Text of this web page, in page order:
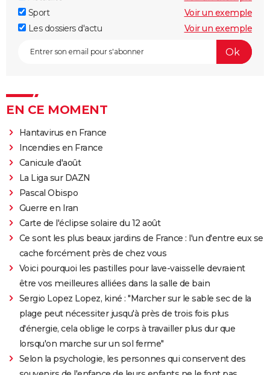
Sport
Voir un exemple
Les dossiers d'actu
Voir un exemple
EN CE MOMENT
Hantavirus en France
Incendies en France
Canicule d'août
La Liga sur DAZN
Pascal Obispo
Guerre en Iran
Carte de l'éclipse solaire du 12 août
Ce sont les plus beaux jardins de France : l'un d'entre eux se
cache forcément près de chez vous
Voici pourquoi les pastilles pour lave-vaisselle devraient
être vos meilleures alliées dans la salle de bain
Sergio Lopez Lopez, kiné : "Marcher sur le sable sec de la
plage peut nécessiter jusqu'à près de trois fois plus
d'énergie, cela oblige le corps à travailler plus dur que
lorsqu'on marche sur un sol ferme"
Selon la psychologie, les personnes qui conservent des